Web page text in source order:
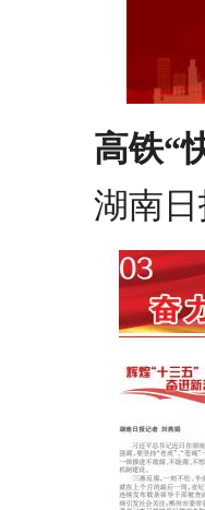
高铁“
湖南